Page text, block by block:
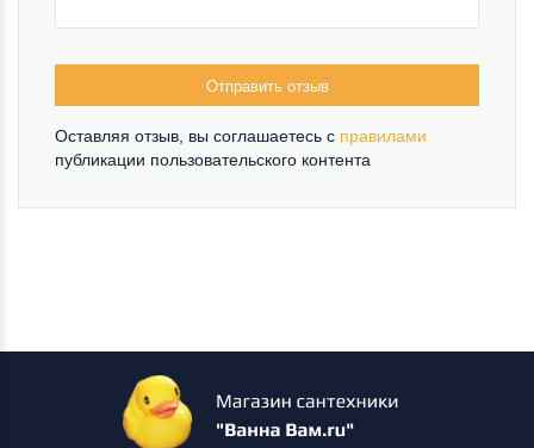
Отправить отзыв
Оставляя отзыв, вы соглашаетесь c правилами
публикации пользовательского контента